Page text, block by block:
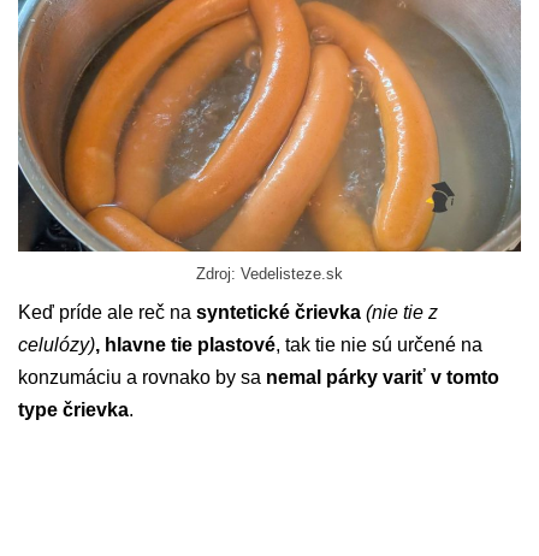
Zdroj: Vedelisteze.sk
Keď príde ale reč na syntetické črievka (nie tie z
celulózy), hlavne tie plastové, tak tie nie sú určené na
konzumáciu a rovnako by sa nemal párky variť v tomto
type črievka.